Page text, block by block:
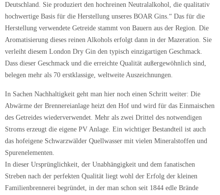
Deutschland. Sie produziert den hochreinen Neutralalkohol, die qualitativ
hochwertige Basis für die Herstellung unseres BOAR Gins.“ Das für die
Herstellung verwendete Getreide stammt von Bauern aus der Region. Die
Aromatisierung dieses reinen Alkohols erfolgt dann in der Mazeration. Sie
verleiht diesem London Dry Gin den typisch einzigartigen Geschmack.
Dass dieser Geschmack und die erreichte Qualität außergewöhnlich sind,
belegen mehr als 70 erstklassige, weltweite Auszeichnungen.
In Sachen Nachhaltigkeit geht man hier noch einen Schritt weiter: Die
Abwärme der Brennereianlage heizt den Hof und wird für das Einmaischen
des Getreides wiederverwendet. Mehr als zwei Drittel des notwendigen
Stroms erzeugt die eigene PV Anlage. Ein wichtiger Bestandteil ist auch
das hofeigene Schwarzwälder Quellwasser mit vielen Mineralstoffen und
Spurenelementen.
In dieser Ursprünglichkeit, der Unabhängigkeit und dem fanatischen
Streben nach der perfekten Qualität liegt wohl der Erfolg der kleinen
Familienbrennerei begründet, in der man schon seit 1844 edle Brände